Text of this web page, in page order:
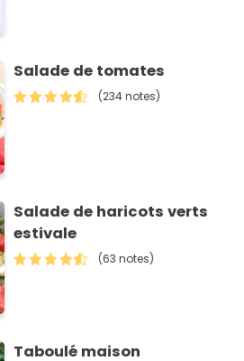
Salade de tomates
(234 notes)
Salade de haricots verts
estivale
(63 notes)
Taboulé maison